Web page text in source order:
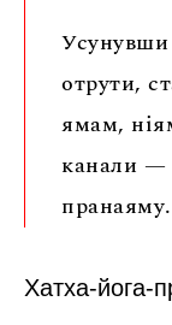
Усунувши
отрути,
ямам,
канали —
пранаяму.
Хатха-йога-